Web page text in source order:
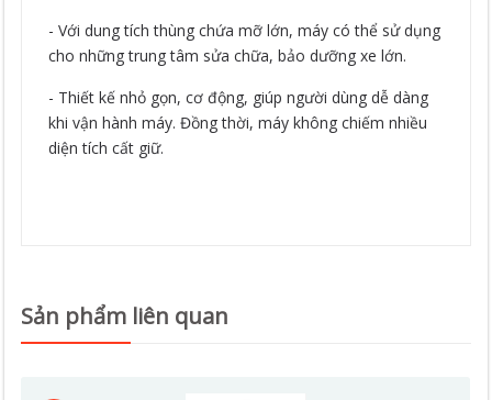
- Với dung tích thùng chứa mỡ lớn, máy có thể sử dụng
cho những trung tâm sửa chữa, bảo dưỡng xe lớn.
- Thiết kế nhỏ gọn, cơ động, giúp người dùng dễ dàng
khi vận hành máy. Đồng thời, máy không chiếm nhiều
diện tích cất giữ.
Sản phẩm liên quan